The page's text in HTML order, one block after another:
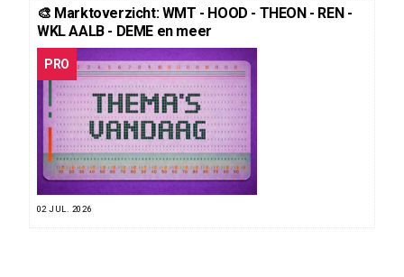
🎨 Marktoverzicht: WMT - HOOD - THEON - REN -
WKL AALB - DEME en meer
PRO
02 JUL. 2026